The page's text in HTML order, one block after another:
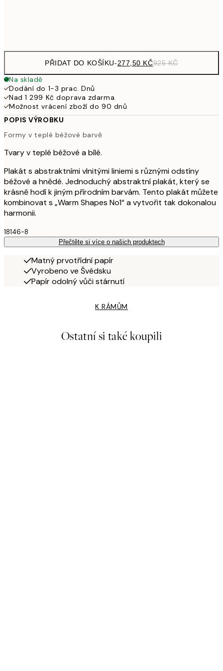
PŘIDAT DO KOŠÍKU-277,50 KČ925 KČ
Na skladě
Dodání do 1-3 prac. Dnů
Nad 1 299 Kč doprava zdarma.
Možnost vrácení zboží do 90 dnů
POPIS VÝROBKU
Formy v teplé béžové barvě
Tvary v teplé béžové a bílé.
Plakát s abstraktními vlnitými liniemi s různými odstíny
béžové a hnědé. Jednoduchý abstraktní plakát, který se
krásně hodí k jiným přírodním barvám. Tento plakát můžete
kombinovat s „Warm Shapes No1“ a vytvořit tak dokonalou
harmonii.
18146-8
Přečtěte si více o našich produktech
Matný prvotřídní papír
Vyrobeno ve Švédsku
Papír odolný vůči stárnutí
K RÁMŮM
Ostatní si také koupili